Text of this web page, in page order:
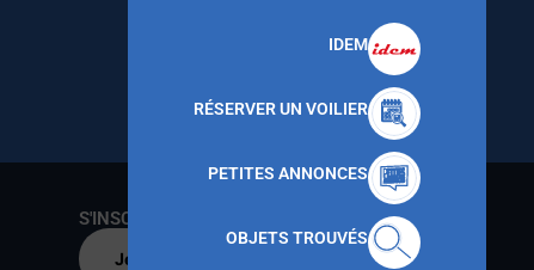
IDEM
RÉSERVER UN VOILIER
PETITES ANNONCES
OBJETS TROUVÉS
S'INSCRIRE AU CNMT
Je m'inscris par